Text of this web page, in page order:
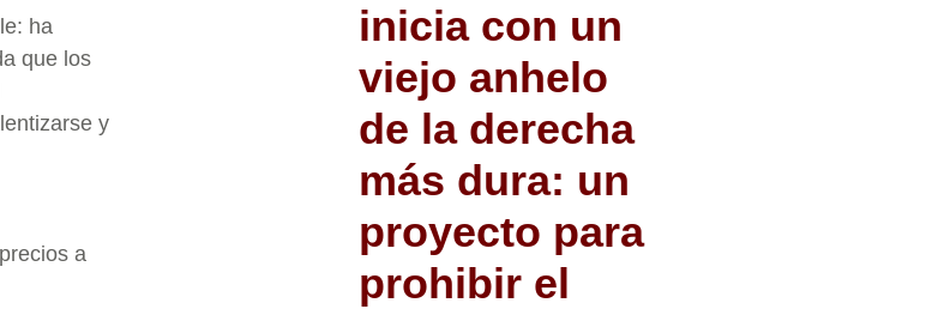
ha
que los
y
a
inicia con un
viejo anhelo
de la derecha
más dura: un
proyecto para
prohibir el